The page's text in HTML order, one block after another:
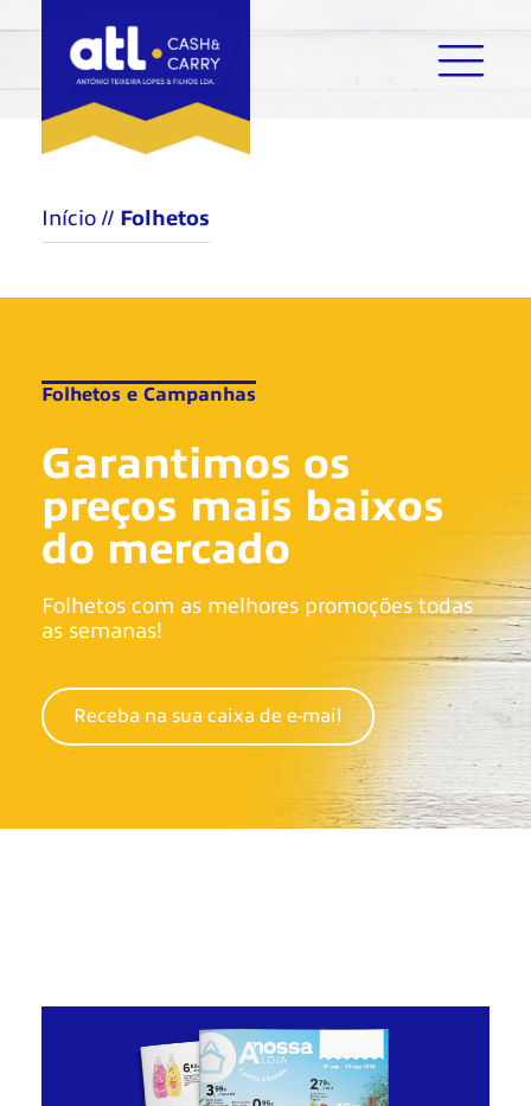
Início // Folhetos
Folhetos e Campanhas
Garantimos os
preços mais baixos
do mercado
Folhetos com as melhores promoções todas
as semanas!
Receba na sua caixa de e-mail